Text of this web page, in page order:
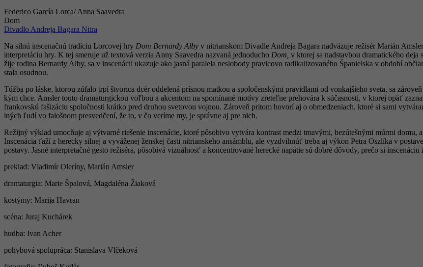
Federico García Lorca/ Anna Saavedra
Dom
Divadlo Andreja Bagara Nitra
Na silnú inscenačnú tradíciu Lorcovej hry Dom Bernardy Alby v nitrianskom Divadle Andreja Bagara nadväzuje režisér Marián
interpretáciu hry. K tej smeruje už textová verzia Anny Saavedra nazvaná jednoducho Dom, v ktorej sa nadstavbou dramatického
žije rodina Bernardy Alby, sa v inscenácii ukazuje ako jasná paralela neslobody pravicovo radikalizovaného Španielska v období
stala osudnou.
Túžba po láske, ktorou zúfalo trpí štvorica dcér oddelená prísnou matkou a spoločenskými pravidlami od vonkajšieho sveta, sa
kým chce. Amsler touto dramaturgickou voľbou a akcentom na spomínané motívy zreteľne prehovára k súčasnosti, v ktorej opäť
frankovskú fašizáciu spoločnosti krátko pred druhou svetovou vojnou. Zároveň pritom hovorí aj o obmedzeniach, ktoré si sami
iných ľudí vo falošnom presvedčení, že to, v čo veríme my, je správne aj pre nich.
Režijný výklad umocňuje aj výtvarné riešenie inscenácie, ktoré pôsobivo vytvára kontrast medzi tmavými, bezútešnými múrmi
Inscenácia ťaží z herecky silnej a vyváženej ženskej časti nitrianskeho ansámblu, ale vyzdvihnúť treba aj výkon Petra Oszlíka v
postavy. Jasné interpretačné gesto režiséra, pôsobivá vizuálnosť a koncentrované herecké napätie sú dobré dôvody, prečo si inscenáciu
preklad: Vladimír Oleríny, Marián Amsler
dramaturgia: Marie Špalová, Magdaléna Žiaková
kostýmy: Marija Havran
scéna: Juraj Kuchárek
hudba: Ivan Acher
pohybová spolupráca: Stanislava Vlčeková